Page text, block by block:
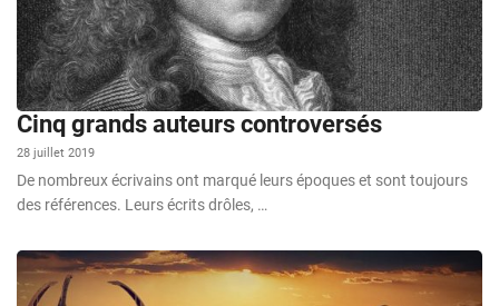
Cinq grands auteurs controversés
28 juillet 2019
De nombreux écrivains ont marqué leurs époques et sont toujours
des références. Leurs écrits drôles, …